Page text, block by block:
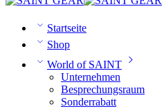
Startseite
Shop
World of SAINT
Unternehmen
Besprechungsraum
Sonderrabatt